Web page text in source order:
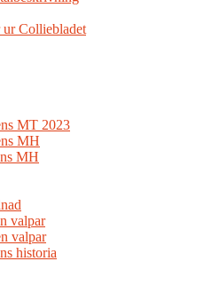
ur Colliebladet
MT 2023
MH
MH
valpar
valpar
historia